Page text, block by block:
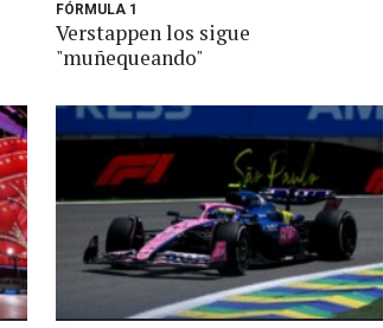
FÓRMULA 1
Verstappen los sigue
"muñequeando"